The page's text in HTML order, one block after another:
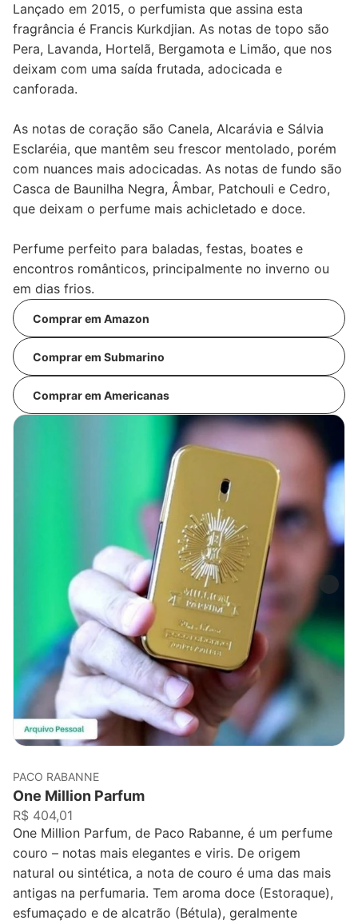
Lançado em 2015, o perfumista que assina esta
fragrância é Francis Kurkdjian. As notas de topo são
Pera, Lavanda, Hortelã, Bergamota e Limão, que nos
deixam com uma saída frutada, adocicada e
canforada.
As notas de coração são Canela, Alcarávia e Sálvia
Esclaréia, que mantêm seu frescor mentolado, porém
com nuances mais adocicadas. As notas de fundo são
Casca de Baunilha Negra, Âmbar, Patchouli e Cedro,
que deixam o perfume mais achicletado e doce.
Perfume perfeito para baladas, festas, boates e
encontros românticos, principalmente no inverno ou
em dias frios.
Comprar em Amazon
Comprar em Submarino
Comprar em Americanas
PACO RABANNE
One Million Parfum
R$ 404,01
One Million Parfum, de Paco Rabanne, é um perfume
couro – notas mais elegantes e viris. De origem
natural ou sintética, a nota de couro é uma das mais
antigas na perfumaria. Tem aroma doce (Estoraque),
esfumaçado e de alcatrão (Bétula), geralmente